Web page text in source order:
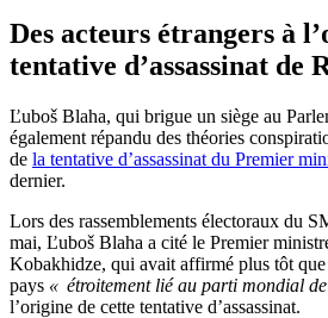
Des acteurs étrangers à
tentative d’assassinat de
Ľuboš Blaha, qui brigue un siège au
également répandu des théories
de la tentative d’assassinat du Premier
dernier.
Lors des rassemblements électoraux du
mai, Ľuboš Blaha a cité le Premier
Kobakhidze, qui avait affirmé plus tôt que
pays « étroitement lié au parti mondial
l’origine de cette tentative d’assassinat.